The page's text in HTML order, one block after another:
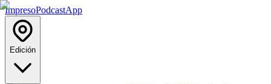
ImpresoPodcastApp
Edición